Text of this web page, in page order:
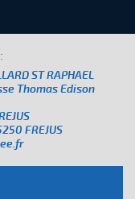
ST RAPHAEL
Thomas Edison
FREJUS